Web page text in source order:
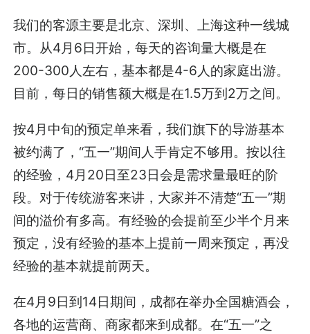
我们的客源主要是北京、深圳、上海这种一线城
市。从4月6日开始，每天的咨询量大概是在
200-300人左右，基本都是4-6人的家庭出游。
目前，每日的销售额大概是在1.5万到2万之间。
按4月中旬的预定单来看，我们旗下的导游基本
被约满了，“五一”期间人手肯定不够用。按以往
的经验，4月20日至23日会是需求量最旺的阶
段。对于传统游客来讲，大家并不清楚“五一”期
间的溢价有多高。有经验的会提前至少半个月来
预定，没有经验的基本上提前一周来预定，再没
经验的基本就提前两天。
在4月9日到14日期间，成都在举办全国糖酒会，
各地的运营商、商家都来到成都。在“五一”之